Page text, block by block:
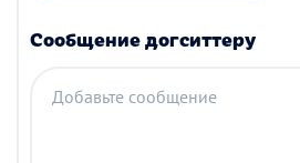
Сообщение догситтеру
Добавьте сообщение